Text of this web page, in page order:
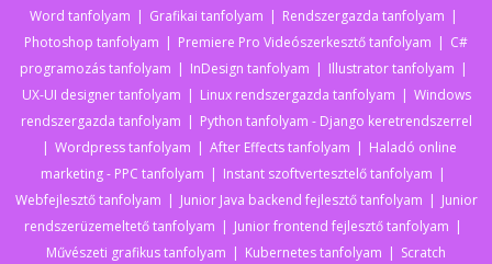
Word tanfolyam
Grafikai tanfolyam
Rendszergazda tanfolyam
Photoshop tanfolyam
Premiere Pro Videószerkesztő tanfolyam
C#
programozás tanfolyam
InDesign tanfolyam
Illustrator tanfolyam
UX-UI designer tanfolyam
Linux rendszergazda tanfolyam
Windows
rendszergazda tanfolyam
Python tanfolyam - Django keretrendszerrel
Wordpress tanfolyam
After Effects tanfolyam
Haladó online
marketing - PPC tanfolyam
Instant szoftvertesztelő tanfolyam
Webfejlesztő tanfolyam
Junior Java backend fejlesztő tanfolyam
Junior
rendszerüzemeltető tanfolyam
Junior frontend fejlesztő tanfolyam
Művészeti grafikus tanfolyam
Kubernetes tanfolyam
Scratch